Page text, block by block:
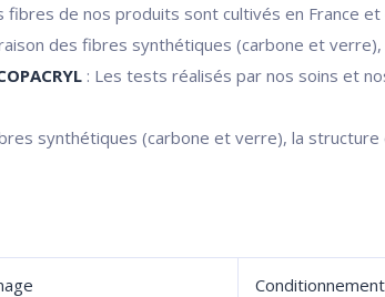
fibres de nos produits sont cultivés en France
des fibres synthétiques (carbone et
: Les tests réalisés par nos soins et
synthétiques (carbone et verre), la